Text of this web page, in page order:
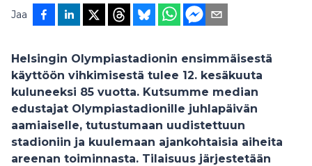
Jaa
Helsingin Olympiastadionin ensimmäisestä
käyttöön vihkimisestä tulee 12. kesäkuuta
kuluneeksi 85 vuotta. Kutsumme median
edustajat Olympiastadionille juhlapäivän
aamiaiselle, tutustumaan uudistettuun
stadioniin ja kuulemaan ajankohtaisia aiheita
areenan toiminnasta. Tilaisuus järjestetään